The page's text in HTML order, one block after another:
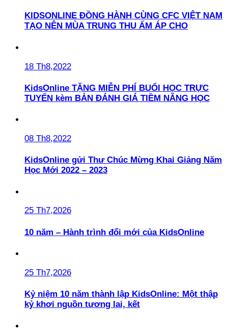
KIDSONLINE ĐỒNG HÀNH CÙNG CFC VIỆT NAM
TẠO NÊN MÙA TRUNG THU ẤM ÁP CHO
18 Th8,2022
KidsOnline TẶNG MIỄN PHÍ BUỔI HỌC TRỰC
TUYẾN kèm BẢN ĐÁNH GIÁ TIỀM NĂNG HỌC
08 Th8,2022
KidsOnline gửi Thư Chúc Mừng Khai Giảng Năm
Học Mới 2022 – 2023
25 Th7,2026
10 năm – Hành trình đổi mới của KidsOnline
25 Th7,2026
Kỷ niệm 10 năm thành lập KidsOnline: Một thập
kỷ khơi nguồn tương lai, kết